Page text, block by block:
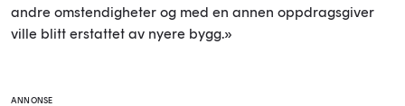
andre omstendigheter og med en annen oppdragsgiver
ville blitt erstattet av nyere bygg.»
ANNONSE